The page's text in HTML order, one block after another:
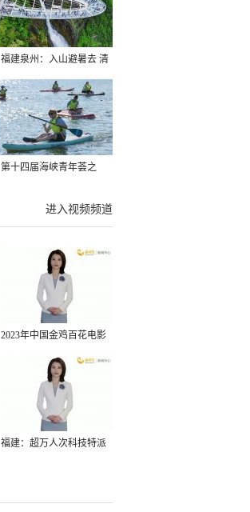
福建泉州：入山避暑去 清
凉好惬意
第十四届海峡青年荟之
运动交流营进入视频频道
2023年中国金鸡百花电影
节有福电影巡展31日启动
福建：超万人次科技特派